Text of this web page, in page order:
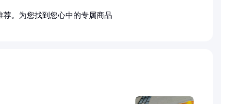
。为您找到您心中的专属商品